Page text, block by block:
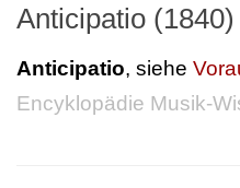
Anticipatio (1840)
Anticipatio, siehe
Encyklopädie Musik-